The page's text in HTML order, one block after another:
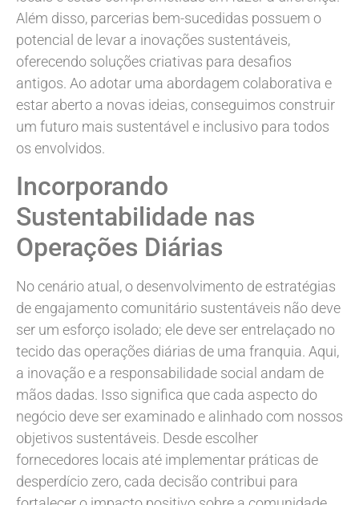
Além disso, parcerias bem-sucedidas possuem o
potencial de levar a inovações sustentáveis,
oferecendo soluções criativas para desafios
antigos. Ao adotar uma abordagem colaborativa e
estar aberto a novas ideias, conseguimos construir
um futuro mais sustentável e inclusivo para todos
os envolvidos.
Incorporando
Sustentabilidade nas
Operações Diárias
No cenário atual, o desenvolvimento de estratégias
de engajamento comunitário sustentáveis não deve
ser um esforço isolado; ele deve ser entrelaçado no
tecido das operações diárias de uma franquia. Aqui,
a inovação e a responsabilidade social andam de
mãos dadas. Isso significa que cada aspecto do
negócio deve ser examinado e alinhado com nossos
objetivos sustentáveis. Desde escolher
fornecedores locais até implementar práticas de
desperdício zero, cada decisão contribui para